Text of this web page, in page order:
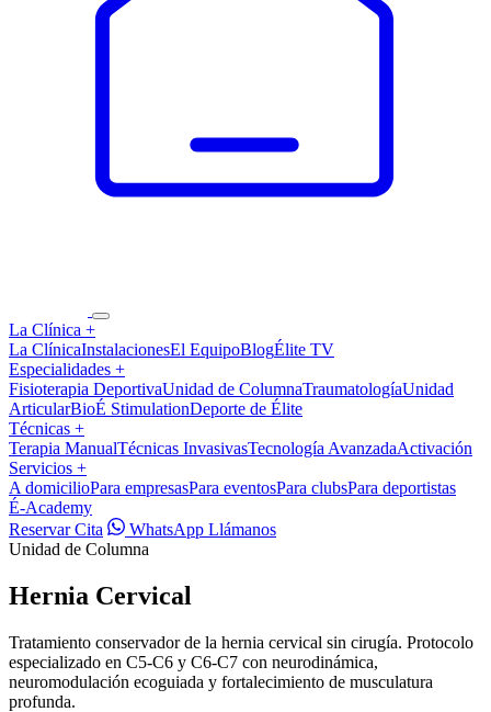
La Clínica +
La ClínicaInstalacionesEl EquipoBlogÉlite TV
Especialidades +
Fisioterapia DeportivaUnidad de ColumnaTraumatologíaUnidad
ArticularBioÉ StimulationDeporte de Élite
Técnicas +
Terapia ManualTécnicas InvasivasTecnología AvanzadaActivación
Servicios +
A domicilioPara empresasPara eventosPara clubsPara deportistas
É-Academy
Reservar Cita
WhatsApp Llámanos
Unidad de Columna
Hernia Cervical
Tratamiento conservador de la hernia cervical sin cirugía. Protocolo
especializado en C5-C6 y C6-C7 con neurodinámica,
neuromodulación ecoguiada y fortalecimiento de musculatura
profunda.